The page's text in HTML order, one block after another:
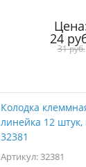
сталь. Тип провода
многожильный,
медь,
24
31 руб.
Колодка
линейка 12
32381
Артикул: 32381